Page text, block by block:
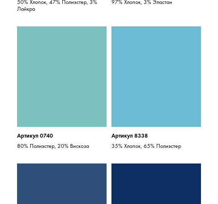
50% Хлопок, 47% Полиэстер, 3%
Лайкра
97% Хлопок, 3% Эластан
Артикул 0740
80% Полиэстер, 20% Вискоза
Артикул 8338
35% Хлопок, 65% Полиэстер